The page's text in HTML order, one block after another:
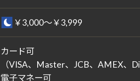
￥3,000～￥3,999
カード可
（VISA、Master、JCB、AMEX、
電子マネー可